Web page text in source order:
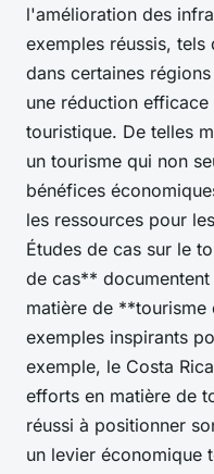
l'amélioration des
exemples réussis,
dans certaines
une réduction
touristique. De telles
un tourisme qui non
bénéfices
les ressources pour
Études de cas sur le
de cas**
matière de
exemples inspirants
exemple, le Costa
efforts en matière de
réussi à positionner
un levier économique